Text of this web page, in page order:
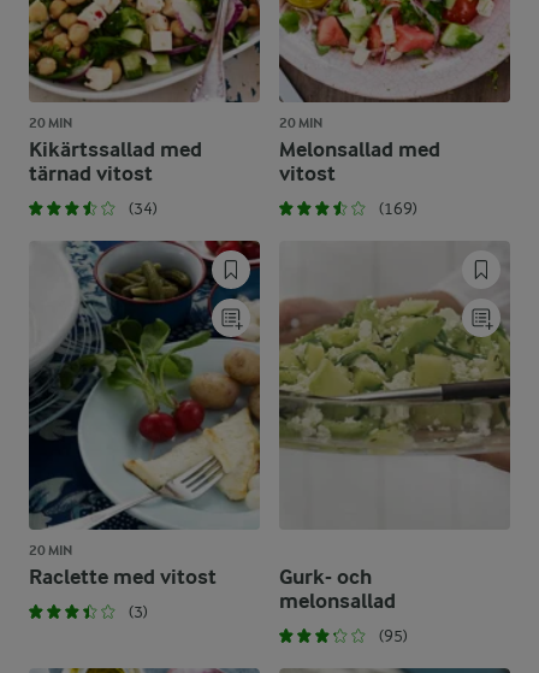
20 MIN
Kikärtssallad med
tärnad vitost
(34)
20 MIN
Melonsallad med
vitost
(169)
20 MIN
Raclette med vitost
(3)
Gurk- och
melonsallad
(95)